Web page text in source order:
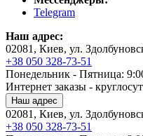
Telegram
Наш адрес:
02081, Киев, ул.
+38 050 328-73-51
Понедельник - Пятница:
Интернет заказы -
Наш адрес
02081, Киев, ул.
+38 050 328-73-51